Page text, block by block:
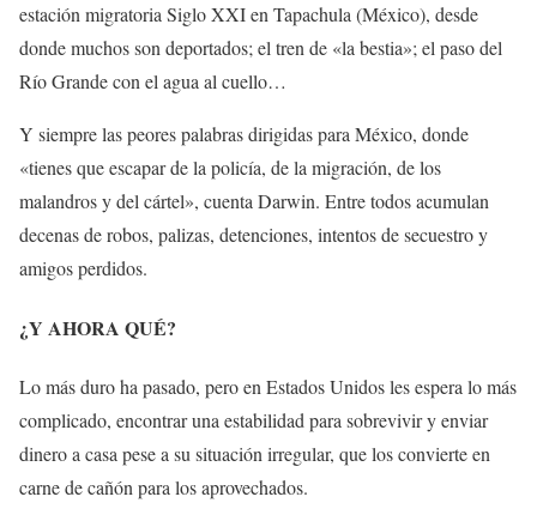
estación migratoria Siglo XXI en Tapachula (México), desde
donde muchos son deportados; el tren de «la bestia»; el paso del
Río Grande con el agua al cuello…
Y siempre las peores palabras dirigidas para México, donde
«tienes que escapar de la policía, de la migración, de los
malandros y del cártel», cuenta Darwin. Entre todos acumulan
decenas de robos, palizas, detenciones, intentos de secuestro y
amigos perdidos.
¿Y AHORA QUÉ?
Lo más duro ha pasado, pero en Estados Unidos les espera lo más
complicado, encontrar una estabilidad para sobrevivir y enviar
dinero a casa pese a su situación irregular, que los convierte en
carne de cañón para los aprovechados.